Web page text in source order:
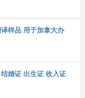
样品 用于加拿大办
婚证 出生证 收入证